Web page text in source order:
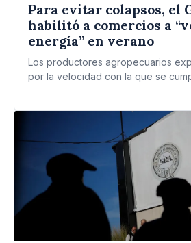
Para evitar colapsos, el
habilitó a comercios a
energía” en verano
Los productores agropecuarios
por la velocidad con la que se